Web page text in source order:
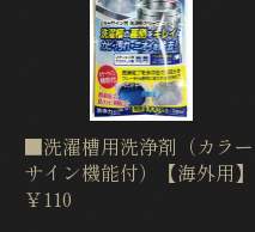
■洗濯槽用洗浄剤（カラー
サイン機能付）【海外用】
￥110